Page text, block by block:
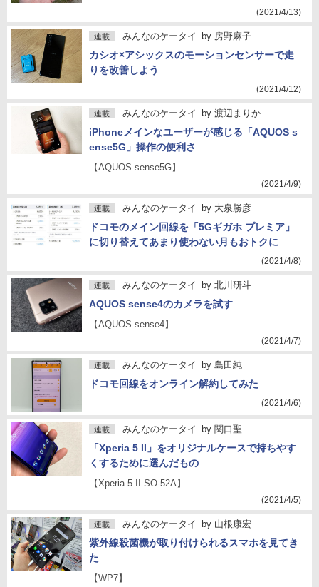
(2021/4/13)
連載 みんなのケータイ by 房野麻子
カシオ×アシックスのモーションセンサーで走
りを改善しよう
(2021/4/12)
連載 みんなのケータイ by 渡辺まりか
iPhoneメインなユーザーが感じる「AQUOS s
ense5G」操作の便利さ
【AQUOS sense5G】
(2021/4/9)
連載 みんなのケータイ by 大泉勝彦
ドコモのメイン回線を「5Gギガホ プレミア」
に切り替えてあまり使わない月もおトクに
(2021/4/8)
連載 みんなのケータイ by 北川研斗
AQUOS sense4のカメラを試す
【AQUOS sense4】
(2021/4/7)
連載 みんなのケータイ by 島田純
ドコモ回線をオンライン解約してみた
(2021/4/6)
連載 みんなのケータイ by 関口聖
「Xperia 5 II」をオリジナルケースで持ちやす
くするために選んだもの
【Xperia 5 II SO-52A】
(2021/4/5)
連載 みんなのケータイ by 山根康宏
紫外線殺菌機が取り付けられるスマホを見てき
た
【WP7】